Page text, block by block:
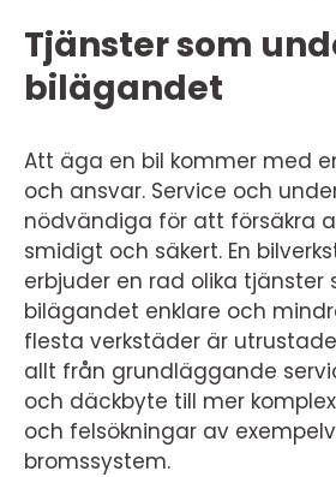
Tjänster som
bilägandet
Att äga en bil kommer med
och ansvar. Service och
nödvändiga för att försäkra
smidigt och säkert. En
erbjuder en rad olika tjänster
bilägandet enklare och
flesta verkstäder är
allt från grundläggande
och däckbyte till mer
och felsökningar av
bromssystem.